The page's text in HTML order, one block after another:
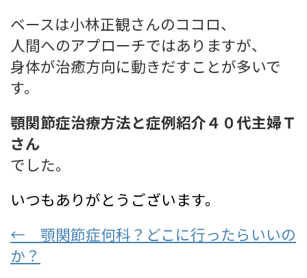
ベースは小林正観さんのココロ、
人間へのアプローチではありますが、
身体が治癒方向に動きだすことが多いで
す。
顎関節症治療方法と症例紹介４０代主婦Ｔ
さん
でした。
いつもありがとうございます。
← 顎関節症何科？どこに行ったらいいの
か？